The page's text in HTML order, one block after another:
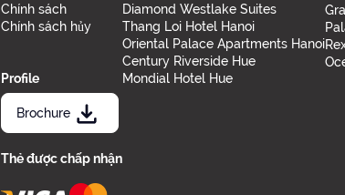
Chính sách
Chính sách hủy
Profile
Brochure
Thẻ được chấp nhận
Diamond Westlake Suites
Thang Loi Hotel Hanoi
Oriental Palace Apartments Hanoi
Century Riverside Hue
Mondial Hotel Hue